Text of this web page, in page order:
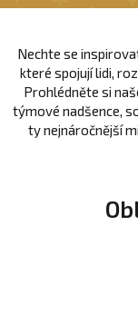
Nechte se
které spojují lidi,
Prohlédněte si
týmové nadšence,
ty nejnáročnější